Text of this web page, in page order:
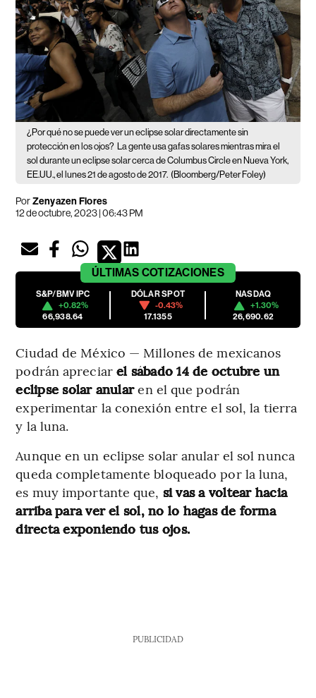
¿Por qué no se puede ver un eclipse solar directamente sin
protección en los ojos? La gente usa gafas solares mientras mira el
sol durante un eclipse solar cerca de Columbus Circle en Nueva York,
EE.UU., el lunes 21 de agosto de 2017. (Bloomberg/Peter Foley)
PorZenyazen Flores
12 de octubre, 2023 | 06:43 PM
ÚLTIMAS COTIZACIONES
S&P/BMV IPC
+0.82%
66,938.64
DÓLAR SPOT
-0.43%
17.1355
NASDAQ
+1.30%
26,690.62
Ciudad de México — Millones de mexicanos
podrán apreciar el sábado 14 de octubre un
eclipse solar anularen el que podrán
experimentar la conexión entre el sol, la tierra
y la luna.
Aunque en un eclipse solar anular el sol nunca
queda completamente bloqueado por la luna,
es muy importante que, si vas a voltear hacia
arriba para ver el sol, no lo hagas de forma
directa exponiendo tus ojos.
PUBLICIDAD